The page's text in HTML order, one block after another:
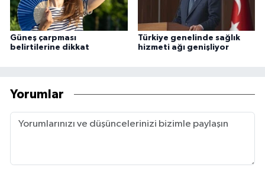
Güneş çarpması
belirtilerine dikkat
Türkiye genelinde sağlık
hizmeti ağı genişliyor
Yorumlar